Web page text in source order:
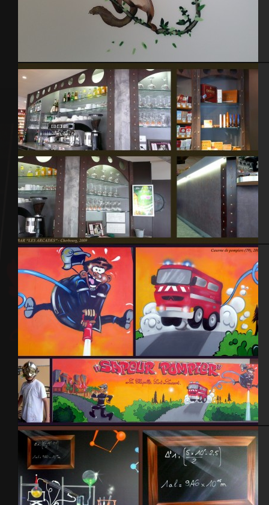
Graff Buck, pirates de la jungle
Bar « Les Arcades » – Cherbourg 2009
Caserne pompiers